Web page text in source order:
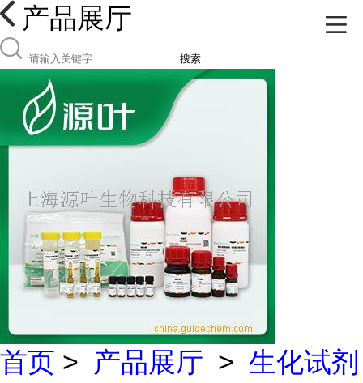
产品展厅
搜索
首页 > 产品展厅 > 生化试剂